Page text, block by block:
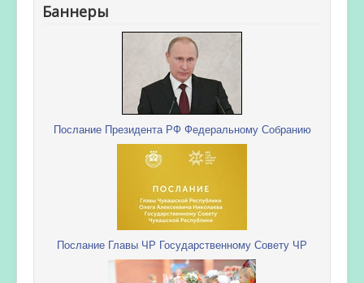
Баннеры
Послание Президента РФ Федеральному Собранию
Послание Главы ЧР Государственному Совету ЧР